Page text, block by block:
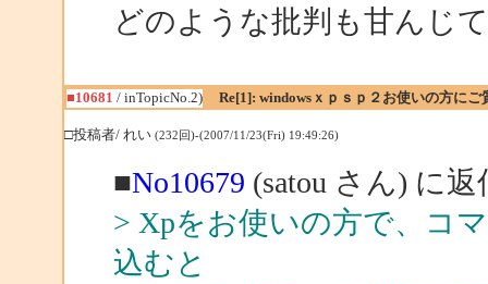
どのような批判も甘んじ
■10681 / inTopicNo.2) Re[1]: windowsｘｐｓｐ２お使いの方にご
□投稿者/ れい (232回)-(2007/11/23(Fri) 19:49:26)
■No10679 (satou さん) に返
> Xpをお使いの方で、コ
込むと